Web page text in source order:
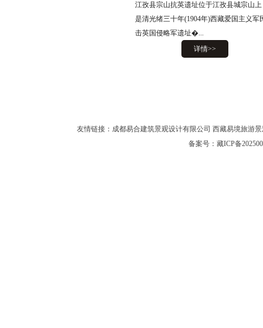
江孜县宗山抗英遗址位于江孜县城宗山
是清光绪三十年(1904年)西藏爱国主义军
击英国侵略军遗址�...
详情>>
友情链接： 成都易合建筑景观设计有限公司 西藏易境旅游
备案号： 藏ICP备